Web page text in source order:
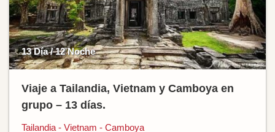
13 Día / 12 Noche
Viaje a Tailandia, Vietnam y Camboya en
grupo – 13 días.
Tailandia - Vietnam - Camboya